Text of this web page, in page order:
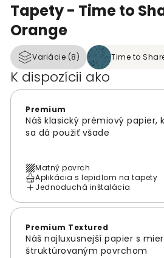
Tapety - Time to
Orange
Variácie (8) Time to
K dispozícii ako
Premium
Náš klasický prémiový papier,
sa dá použiť všade
Matný povrch
Aplikácia s lepidlom na tapety
Jednoduchá inštalácia
Premium Textured
Náš najluxusnejší papier s
štruktúrovaným povrchom